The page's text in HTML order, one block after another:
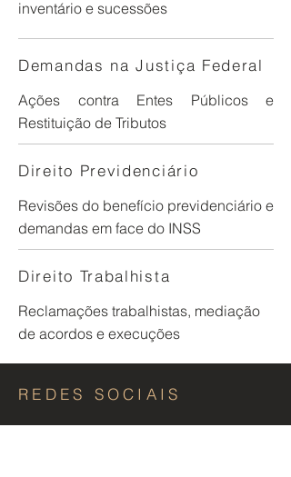
inventário e sucessões
Demandas na Justiça Federal
​Ações contra Entes Públicos e
Restituição de Tributos
Direito Previdenciário
Revisões do benefício previdenciário e
demandas em face do INSS
Direito Trabalhista
​Reclamações trabalhistas, mediação
de acordos e execuções
REDES SOCIAIS